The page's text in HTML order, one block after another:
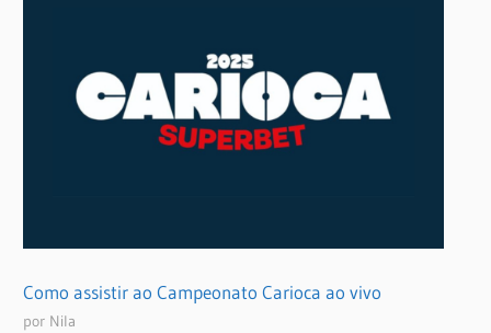
Como assistir ao Campeonato Carioca ao vivo
por Nila